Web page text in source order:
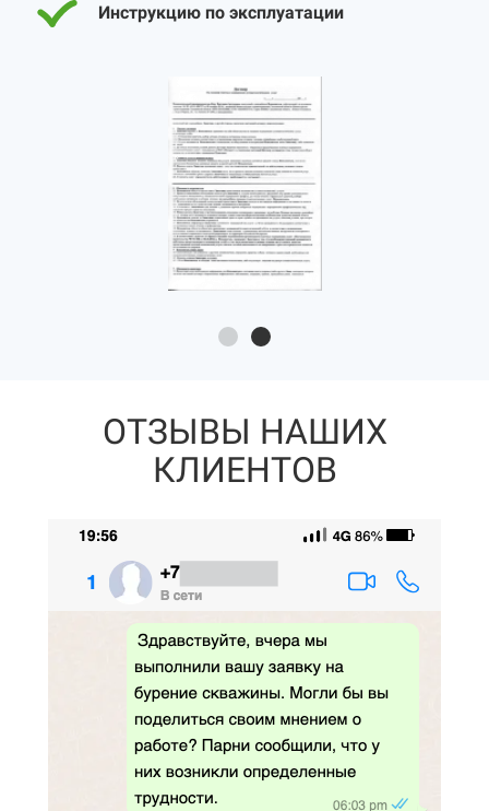
Инструкцию по эксплуатации
ОТЗЫВЫ НАШИХ
КЛИЕНТОВ